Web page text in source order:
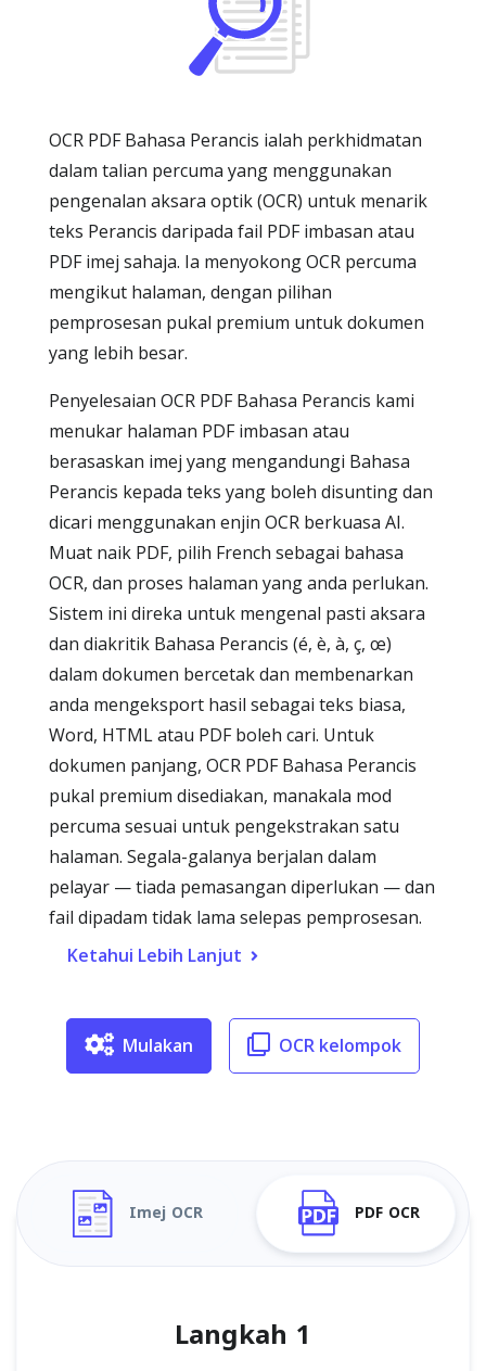
OCR PDF Bahasa Perancis ialah perkhidmatan
dalam talian percuma yang menggunakan
pengenalan aksara optik (OCR) untuk menarik
teks Perancis daripada fail PDF imbasan atau
PDF imej sahaja. Ia menyokong OCR percuma
mengikut halaman, dengan pilihan
pemprosesan pukal premium untuk dokumen
yang lebih besar.
Penyelesaian OCR PDF Bahasa Perancis kami
menukar halaman PDF imbasan atau
berasaskan imej yang mengandungi Bahasa
Perancis kepada teks yang boleh disunting dan
dicari menggunakan enjin OCR berkuasa AI.
Muat naik PDF, pilih French sebagai bahasa
OCR, dan proses halaman yang anda perlukan.
Sistem ini direka untuk mengenal pasti aksara
dan diakritik Bahasa Perancis (é, è, à, ç, œ)
dalam dokumen bercetak dan membenarkan
anda mengeksport hasil sebagai teks biasa,
Word, HTML atau PDF boleh cari. Untuk
dokumen panjang, OCR PDF Bahasa Perancis
pukal premium disediakan, manakala mod
percuma sesuai untuk pengekstrakan satu
halaman. Segala-galanya berjalan dalam
pelayar — tiada pemasangan diperlukan — dan
fail dipadam tidak lama selepas pemprosesan.
Ketahui Lebih Lanjut
Mulakan OCR kelompok
Imej OCR PDF OCR
Langkah 1